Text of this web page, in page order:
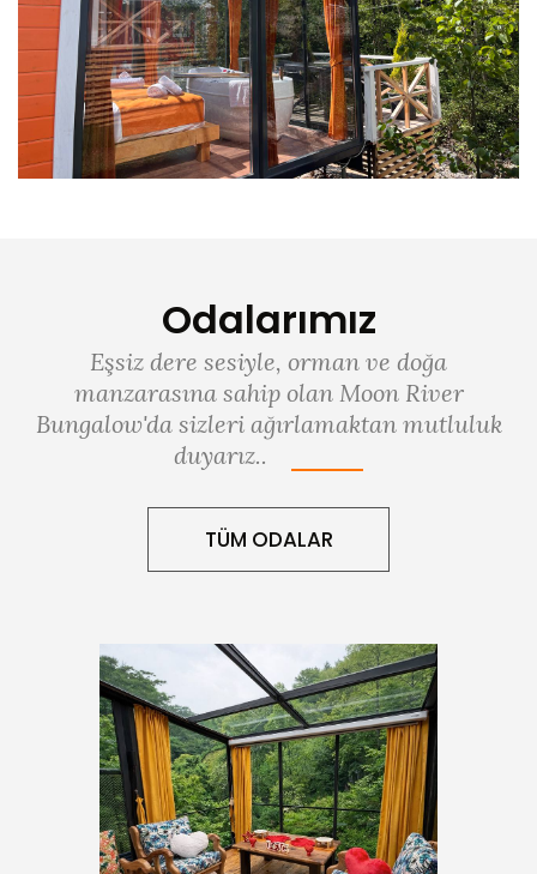
Odalarımız
Eşsiz dere sesiyle, orman ve doğa
manzarasına sahip olan Moon River
Bungalow'da sizleri ağırlamaktan mutluluk
duyarız..
TÜM ODALAR
Rüya kulesi-1
Jakuzili ve
Şömineli
Bungalow